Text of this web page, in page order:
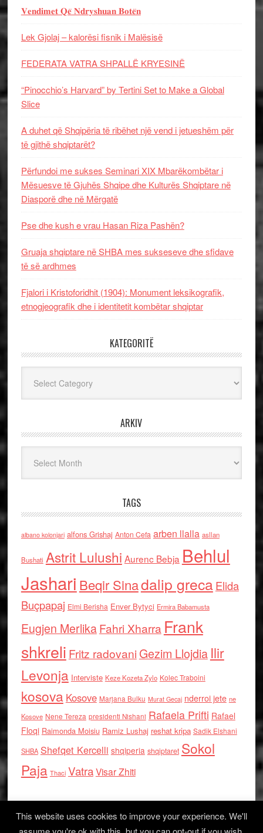
𝐕𝐞𝐧𝐝𝐢𝐦𝐞𝐭 𝐐𝐞̈ 𝐍𝐝𝐫𝐲𝐬𝐡𝐮𝐚𝐧 𝐁𝐨𝐭𝐞̈𝐧
Lek Gjolaj – kalorësi fisnik i Malësisë
FEDERATA VATRA SHPALLË KRYESINË
“Pinocchio’s Harvard” by Tertini Set to Make a Global
Slice
A duhet që Shqipëria të ribëhet një vend i jetueshëm për
të gjithë shqiptarët?
Përfundoi me sukses Seminari XIX Mbarëkombëtar i
Mësuesve të Gjuhës Shqipe dhe Kulturës Shqiptare në
Diasporë dhe në Mërgatë
Pse dhe kush e vrau Hasan Riza Pashën?
Gruaja shqiptare në SHBA mes sukseseve dhe sfidave
të së ardhmes
Fjalori i Kristoforidhit (1904): Monument leksikografik,
etnogjeografik dhe i identitetit kombëtar shqiptar
KATEGORITË
ARKIV
TAGS
albano kolonjari alfons Grishaj Anton Cefa arben llalla asllan
Bushati Astrit Lulushi Aurenc Bebja Behlul
Jashari Beqir Sinadalip grecaElida
Buçpapaj Elmi Berisha Enver Bytyci Ermira Babamusta
Eugjen MerlikaFahri Xharra Frank
shkreli Fritz radovaniGezim Llojdia Ilir
Levonja Interviste Keze Kozeta Zylo Kolec Traboini
kosova Kosove Marjana Bulku Murat Gecaj nderroi jete ne
Kosove Nene Tereza presidenti Nishani Rafaela Prifti Rafael
Floqi Raimonda Moisiu Ramiz Lushaj reshat kripa Sadik Elshani
SHBA Shefqet Kercelli shqiperia shqiptaret Sokol
Paja Thaci VatraVisar Zhiti
This website uses cookies to improve your experience. We'll